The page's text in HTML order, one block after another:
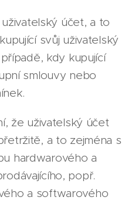
účet, a to
svůj uživatelský
kdy kupující
smlouvy nebo
že uživatelský účet
a to zejména s
hardwarového a
popř.
a softwarového